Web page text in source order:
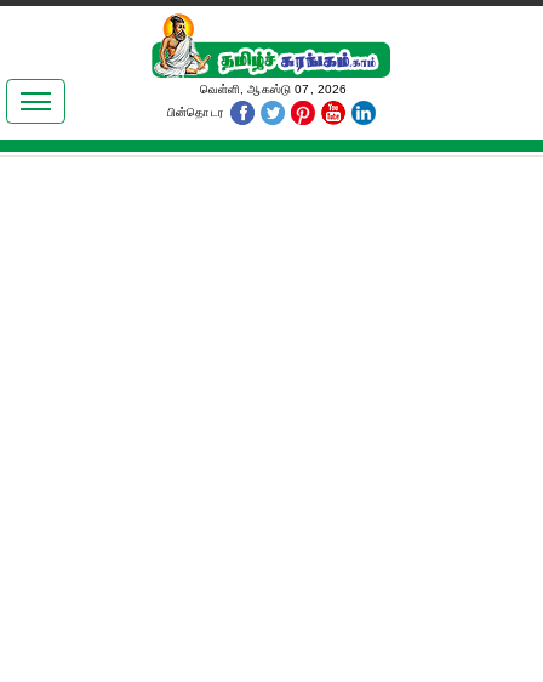
இலக்கியங்கள்
தமிழ் உலகம்
வெள்ளி, ஆகஸ்டு 07, 2026
பின்தொடர